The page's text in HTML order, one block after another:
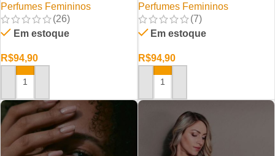
Perfumes Femininos
(26)
Em estoque
R$94,90
ADICIONAR AO CARRINHO
Perfumes Femininos
(7)
Em estoque
R$94,90
ADICIONAR AO CARRINHO